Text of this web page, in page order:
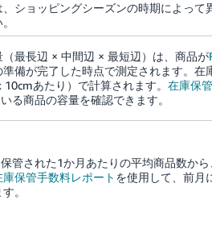
ショッピングシーズンの時期によって
最長辺 × 中間辺 × 最短辺）は、商品が
備が完了した時点で測定されます。 在
10cmあたり）で計算されます。 在庫保
る商品の容量を確認できます。
管された1か月あたりの平均商品数か
庫保管手数料レポート を使用して、前月
。